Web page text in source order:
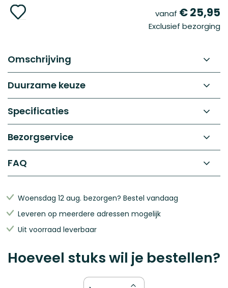
naar
de
afbeeldingen-
vanaf € 25,95
Exclusief bezorging
Omschrijving
Duurzame keuze
Specificaties
Bezorgservice
FAQ
Woensdag 12 aug. bezorgen? Bestel vandaag
Leveren op meerdere adressen mogelijk
Uit voorraad leverbaar
Hoeveel stuks wil je bestellen?